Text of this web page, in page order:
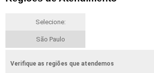
Selecione:
São Paulo
Verifique as regiões que atendemos